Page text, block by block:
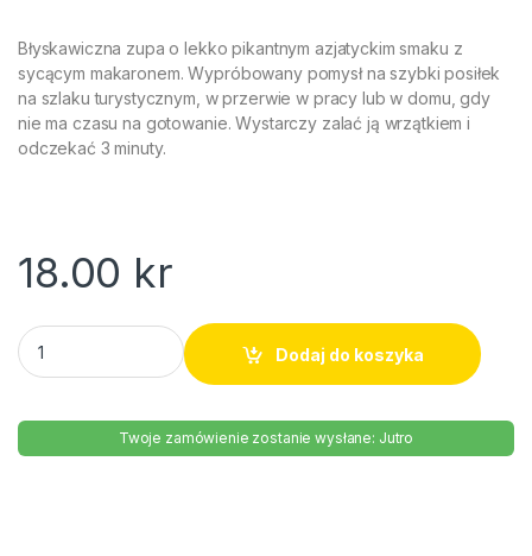
Błyskawiczna zupa o lekko pikantnym azjatyckim smaku z
sycącym makaronem. Wypróbowany pomysł na szybki posiłek
na szlaku turystycznym, w przerwie w pracy lub w domu, gdy
nie ma czasu na gotowanie. Wystarczy zalać ją wrzątkiem i
odczekać 3 minuty.
18.00 kr
Zupka pięć smaków Vifon 70g quantity
Dodaj do koszyka
Twoje zamówienie zostanie wysłane: Jutro